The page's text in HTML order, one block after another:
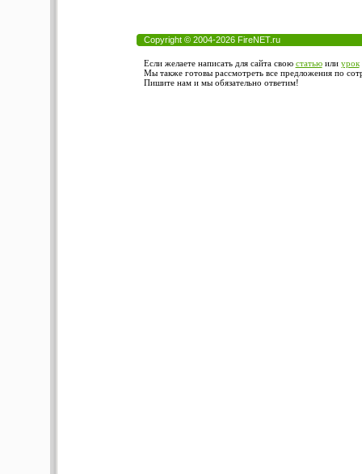
Copyright © 2004-2026 FireNET.ru
Если желаете написать для сайта свою статьюили урок
Мы также готовы рассмотреть все предложения по
Пишите нам и мы обязательно ответим!